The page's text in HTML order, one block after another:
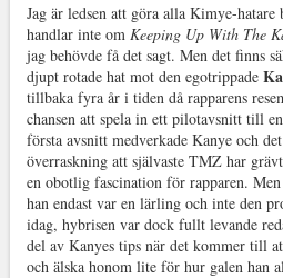
Jag är ledsen att göra alla Kimye-hatare
handlar inte om Keeping Up With The
jag behövde få det sagt. Men det finns
djupt rotade hat mot den egotrippade
tillbaka fyra år i tiden då rapparens
chansen att spela in ett pilotavsnitt till
första avsnitt medverkade Kanye och
överraskning att självaste TMZ har
en obotlig fascination för rapparen.
han endast var en lärling och inte den
idag, hybrisen var dock fullt levande
del av Kanyes tips när det kommer till
och älska honom lite för hur galen han